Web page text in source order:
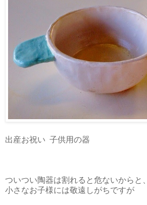
出産お祝い 子供用の器
ついつい陶器は割れると危ないからと、
小さなお子様には敬遠しがちですが